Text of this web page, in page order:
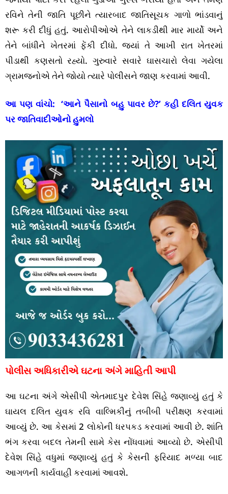
રવિને તેની જાતિ પૂછીને ત્યારબાદ જાતિસૂચક ગાળો ભાંડવાનું
શરૂ કરી દીધું હતું. આરોપીઓએ તેને લાકડીથી માર માર્યો અને
તેને બાંધીને ખેતરમાં ફેંકી દીધો. જ્યાં તે આખી રાત ખેતરમાં
પીડાથી કણસતો રહ્યો. ગુરુવારે સવારે ઘાસચારો લેવા ગયેલા
ગ્રામજનોએ તેને જોયો ત્યારે પોલીસને જાણ કરવામાં આવી.
આ પણ વાંચો:‘આને પૈસાનો બહુ પાવર છે?’ કહી દલિત યુવક
પર જાતિવાદીઓનો હુમલો
પોલીસ અધિકારીએ ઘટના અંગે માહિતી આપી
આ ઘટના અંગે એસીપી એતમાદપુર દેવેશ સિંહે જણાવ્યું હતું કે
ઘાયલ દલિત યુવક રવિ વાલ્મિકીનું તબીબી પરીક્ષણ કરવામાં
આવ્યું છે. આ કેસમાં 2 લોકોની ધરપકડ કરવામાં આવી છે. શાંતિ
ભંગ કરવા બદલ તેમની સામે કેસ નોંધવામાં આવ્યો છે. એસીપી
દેવેશ સિંહે વધુમાં જણાવ્યું હતું કે કેસની ફરિયાદ મળ્યા બાદ
આગળની કાર્યવાહી કરવામાં આવશે.